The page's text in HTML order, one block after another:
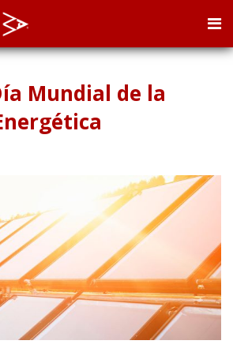
Mundial de la